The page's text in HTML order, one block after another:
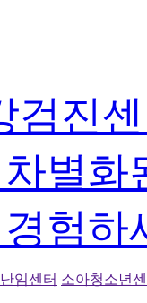
난임센터 소아청소년